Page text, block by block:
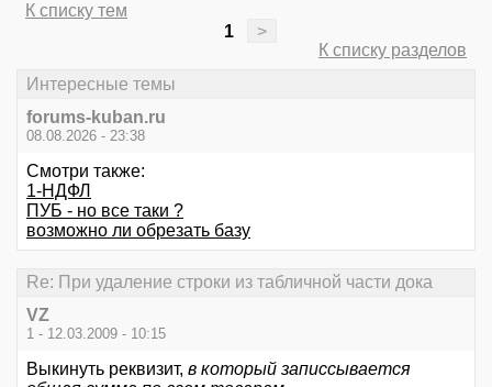
К списку тем
1
>
К списку разделов
Интересные темы
forums-kuban.ru
08.08.2026 - 23:38
Смотри также:
1-НДФЛ
ПУБ - но все таки ?
возможно ли обрезать базу
Re: При удаление строки из табличной части дока
VZ
1 - 12.03.2009 - 10:15
Выкинуть реквизит, в который записсывается